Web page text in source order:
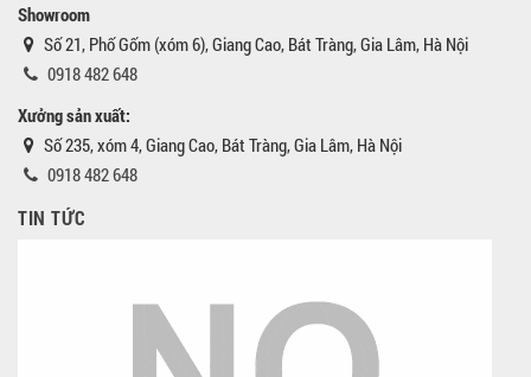
Showroom
Số 21, Phố Gốm (xóm 6), Giang Cao, Bát Tràng, Gia Lâm, Hà Nội
0918 482 648
Xưởng sản xuất:
Số 235, xóm 4, Giang Cao, Bát Tràng, Gia Lâm, Hà Nội
0918 482 648
TIN TỨC